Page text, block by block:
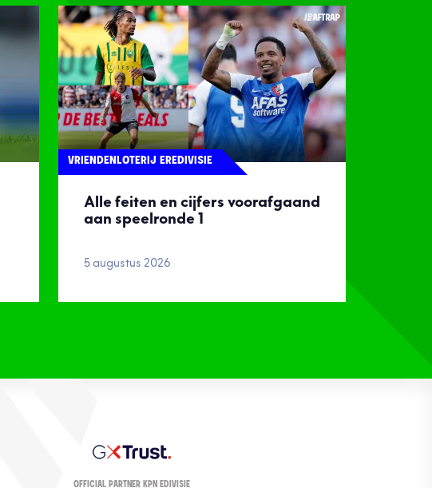
Alle feiten en cijfers voorafgaand
aan speelronde 1
VRIENDENLOTERIJ EREDIVISIE
5 augustus 2026
OFFICIAL PARTNER KPN EDIVISIE